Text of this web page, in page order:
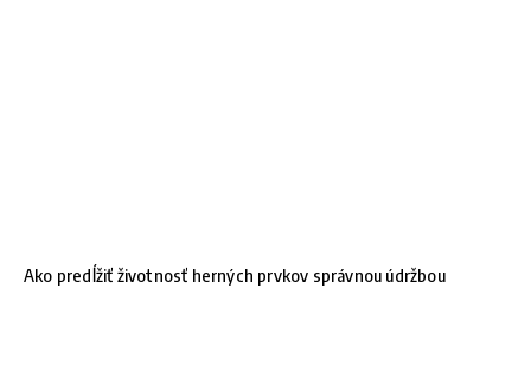
Ako predĺžiť životnosť herných prvkov správnou údržbou